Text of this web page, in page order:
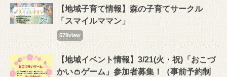
【地域子育て情報】森の子育てサークル
「スマイルママン」
579view
【地域イベント情報】3/21(火・祝)「おこづ
かい👛ゲーム」参加者募集！（事前予約制